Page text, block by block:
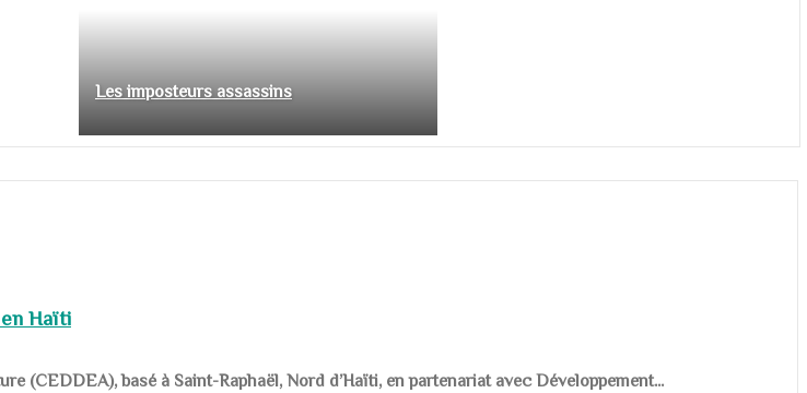
Les imposteurs assassins
Haïti
(CEDDEA), basé à Saint-Raphaël, Nord d’Haïti, en partenariat avec Développement...